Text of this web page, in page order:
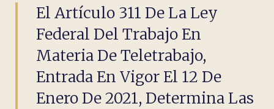
El Artículo 311 De La Ley
Federal Del Trabajo En
Materia De Teletrabajo,
Entrada En Vigor El 12 De
Enero De 2021, Determina Las